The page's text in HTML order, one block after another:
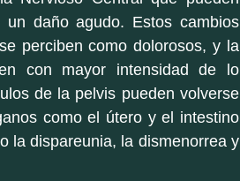
daño agudo. Estos cambios
perciben como dolorosos, y la
con mayor intensidad de lo
de la pelvis pueden volverse
como el útero y el intestino
la dispareunia, la dismenorrea y